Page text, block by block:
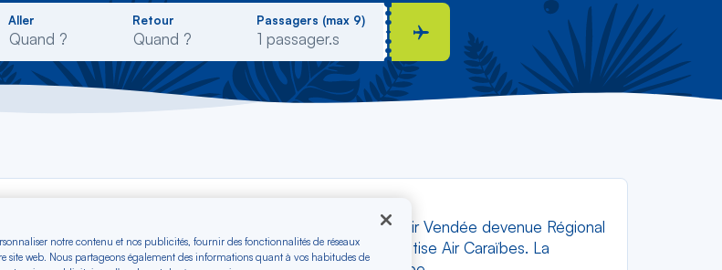
Rechercher
dans
Aller Retour Passagers (max 9)
Paul Dubreuil décide de céder sa compagnie régionale (Air Vendée devenue Régional
réinvestit aux Antilles et acquiert Air Guadeloupe qu’il rebaptise Air Caraïbes. La
notre contenu et nos publicités, fournir des fonctionnalités de réseaux
site web. Nous partageons également des informations quant à vos habitudes de